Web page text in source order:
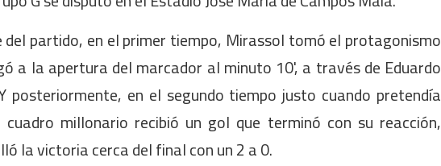
del partido, en el primer tiempo, Mirassol tomó el protagonismo
a la apertura del marcador al minuto 10', a través de Eduardo
posteriormente, en el segundo tiempo justo cuando pretendía
millonario recibió un gol que terminó con su reacción,
la victoria cerca del final con un 2 a 0.